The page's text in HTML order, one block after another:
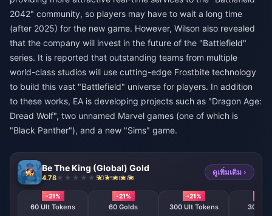
2042" community, so players may have to wait a long time
(after 2025) for the new game. However, Wilson also revealed
that the company will invest in the future of the "Battlefield"
series. It is reported that outstanding teams from multiple
world-class studios will use cutting-edge Frostbite technology
to build this vast "Battlefield" universe for players. In addition
to these works, EA is developing projects such as "Dragon Age:
Dread Wolf", two unnamed Marvel games (one of which is
"Black Panther"), and a new "Sims" game.
Be The King (Global) Gold
4.78 507 ขายแล้ว
ดูเพิ่มเติม ›
-21%
60 Ult Tokens
-21%
60 Golds
-21%
300 Ult Tokens 300